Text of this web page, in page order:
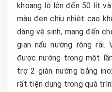
khoang lò lên đến 50 lít
màu đen chịu nhiệt cao
dàng vệ sinh, mang đến
gian nấu nướng rộng
được nướng trong một
trợ 2 giàn nướng bằng
rất tiện dụng trong quá